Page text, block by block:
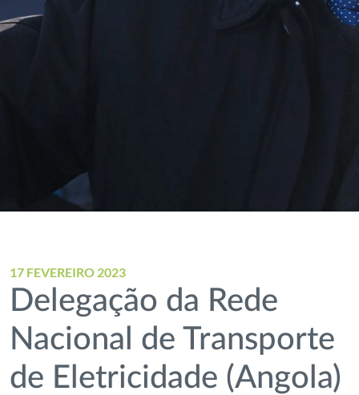
17 FEVEREIRO 2023
Delegação da Rede
Nacional de Transporte
de Eletricidade (Angola)